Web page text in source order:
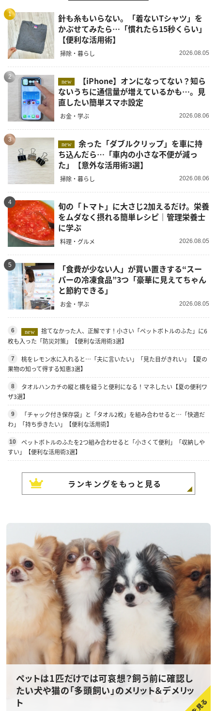
1
針も糸もいらない。「着ないTシャツ」を
かぶせてみたら…「慣れたら15秒くらい」
【便利な活用術】
掃除・暮らし 2026.08.05
2
new
ないうちに通信量が増えているかも…。見
直したい簡単スマホ設定
お金・学ぶ 2026.08.06
3
new
余った「ダブルクリップ」を車に持
ち込んだら…「車内の小さな不便が減っ
た」【意外な活用術3選】
掃除・暮らし 2026.08.06
4
旬の「トマト」に大さじ2加えるだけ。栄養
をムダなく摂れる簡単レシピ｜管理栄養士
に学ぶ
料理・グルメ 2026.08.05
5
「食費が少ない人」が買い置きする“スー
パーの冷凍食品”3つ「豪華に見えてちゃん
と節約できる」
お金・学ぶ 2026.08.05
6 new
捨てなかった人、正解です！小さい「ペットボトルのふた」に6
枚も入った「防災対策」【便利な活用術3選】
7
桃をレモン水に入れると…「夫に言いたい」「見た目がきれい」【夏の
果物の知って得する知恵3選】
8
タオルハンカチの縦と横を縫うと便利になる！マネしたい【夏の便利ワ
ザ3選】
9
「チャック付き保存袋」と「タオル2枚」を組み合わせると…「快適だ
わ」「持ち歩きたい」【便利な活用術】
10
ペットボトルのふたを2つ組み合わせると「小さくて便利」「収納しや
すい」【便利な活用術3選】
ランキングをもっと見る
ペットは1匹だけでは可哀想？飼う前に確認し
たい犬や猫の「多頭飼い」のメリット＆デメリッ
ト